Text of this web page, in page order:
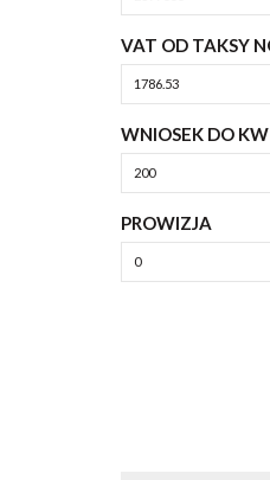
VAT OD TAKSY
WNIOSEK DO KW
PROWIZJA